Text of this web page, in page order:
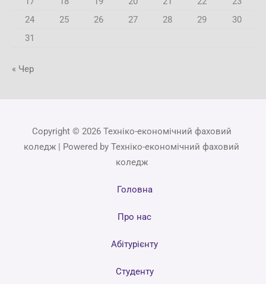
24
25 26 27 28 29
30
31
« Чер
Copyright © 2026 Техніко-економічний фаховий
коледж | Powered by Техніко-економічний фаховий
коледж
Головна
Про нас
Абітурієнту
Студенту